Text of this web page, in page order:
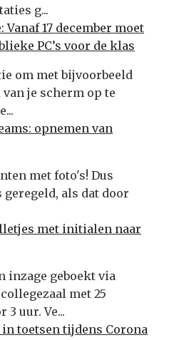
g...
Vanaf 17 december moet
PC’s voor de klas
om met bijvoorbeeld
je scherm op te
opnemen van
met foto's! Dus
als dat door
met initialen naar
inzage geboekt via
met 25
3 uur. Ve...
in toetsen tijdens Corona